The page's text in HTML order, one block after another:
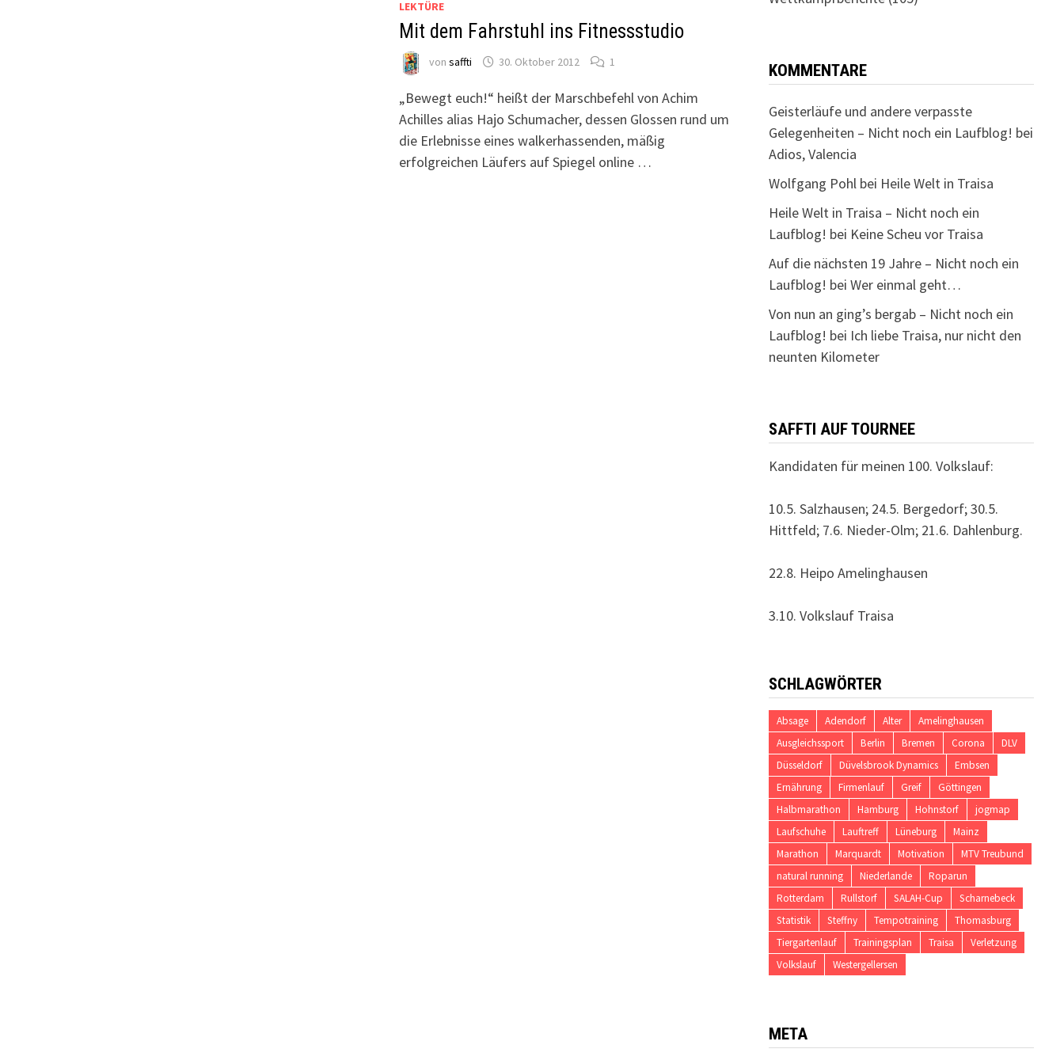
LEKTÜRE
Mit dem Fahrstuhl ins Fitnessstudio
von saffti 30. Oktober 2012 1
„Bewegt euch!“ heißt der Marschbefehl von Achim
Achilles alias Hajo Schumacher, dessen Glossen rund um
die Erlebnisse eines walkerhassenden, mäßig
erfolgreichen Läufers auf Spiegel online …
KOMMENTARE
Geisterläufe und andere verpasste
Gelegenheiten – Nicht noch ein Laufblog! bei
Adios, Valencia
Wolfgang Pohlbei Heile Welt in Traisa
Heile Welt in Traisa – Nicht noch ein
Laufblog! bei Keine Scheu vor Traisa
Auf die nächsten 19 Jahre – Nicht noch ein
Laufblog! bei Wer einmal geht…
Von nun an ging’s bergab – Nicht noch ein
Laufblog! bei Ich liebe Traisa, nur nicht den
neunten Kilometer
SAFFTI AUF TOURNEE
Kandidaten für meinen 100. Volkslauf:
10.5. Salzhausen; 24.5. Bergedorf; 30.5.
Hittfeld; 7.6. Nieder-Olm; 21.6. Dahlenburg.
22.8. Heipo Amelinghausen
3.10. Volkslauf Traisa
SCHLAGWÖRTER
Absage Adendorf Alter
Amelinghausen
Ausgleichssport
Berlin Bremen Corona
DLV
Düsseldorf
Düvelsbrook Dynamics
Embsen
Ernährung
Firmenlauf Greif
Göttingen
Halbmarathon
Hamburg Hohnstorf
jogmap
Laufschuhe
Lauftreff Lüneburg
Mainz
Marathon
Marquardt Motivation
MTV Treubund
natural running
Niederlande
Roparun
Rotterdam
Rullstorf SALAH-Cup
Scharnebeck
Statistik
Steffny Tempotraining
Thomasburg
Tiergartenlauf
Trainingsplan Traisa
Verletzung
Volkslauf
Westergellersen
META